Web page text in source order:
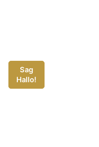
Sag
Hallo!